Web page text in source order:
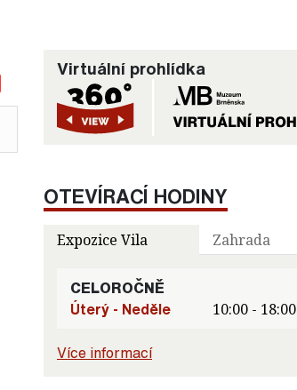
Virtuální prohlídka
OTEVÍRACÍ HODINY
Expozice Vila Zahrada
CELOROČNĚ
Úterý - Neděle
10:00 - 18:00
Více informací